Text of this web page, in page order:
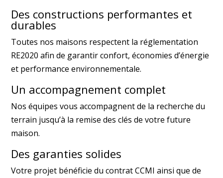
Des constructions performantes et
durables
Toutes nos maisons respectent la réglementation
RE2020 afin de garantir confort, économies d’énergie
et performance environnementale.
Un accompagnement complet
Nos équipes vous accompagnent de la recherche du
terrain jusqu’à la remise des clés de votre future
maison.
Des garanties solides
Votre projet bénéficie du contrat CCMI ainsi que de